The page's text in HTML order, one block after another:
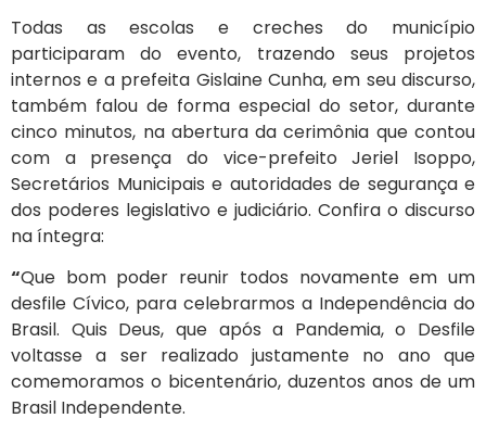
Todas as escolas e creches do município
participaram do evento, trazendo seus projetos
internos e a prefeita Gislaine Cunha, em seu discurso,
também falou de forma especial do setor, durante
cinco minutos, na abertura da cerimônia que contou
com a presença do vice-prefeito Jeriel Isoppo,
Secretários Municipais e autoridades de segurança e
dos poderes legislativo e judiciário. Confira o discurso
na íntegra:
“Que bom poder reunir todos novamente em um
desfile Cívico, para celebrarmos a Independência do
Brasil. Quis Deus, que após a Pandemia, o Desfile
voltasse a ser realizado justamente no ano que
comemoramos o bicentenário, duzentos anos de um
Brasil Independente.